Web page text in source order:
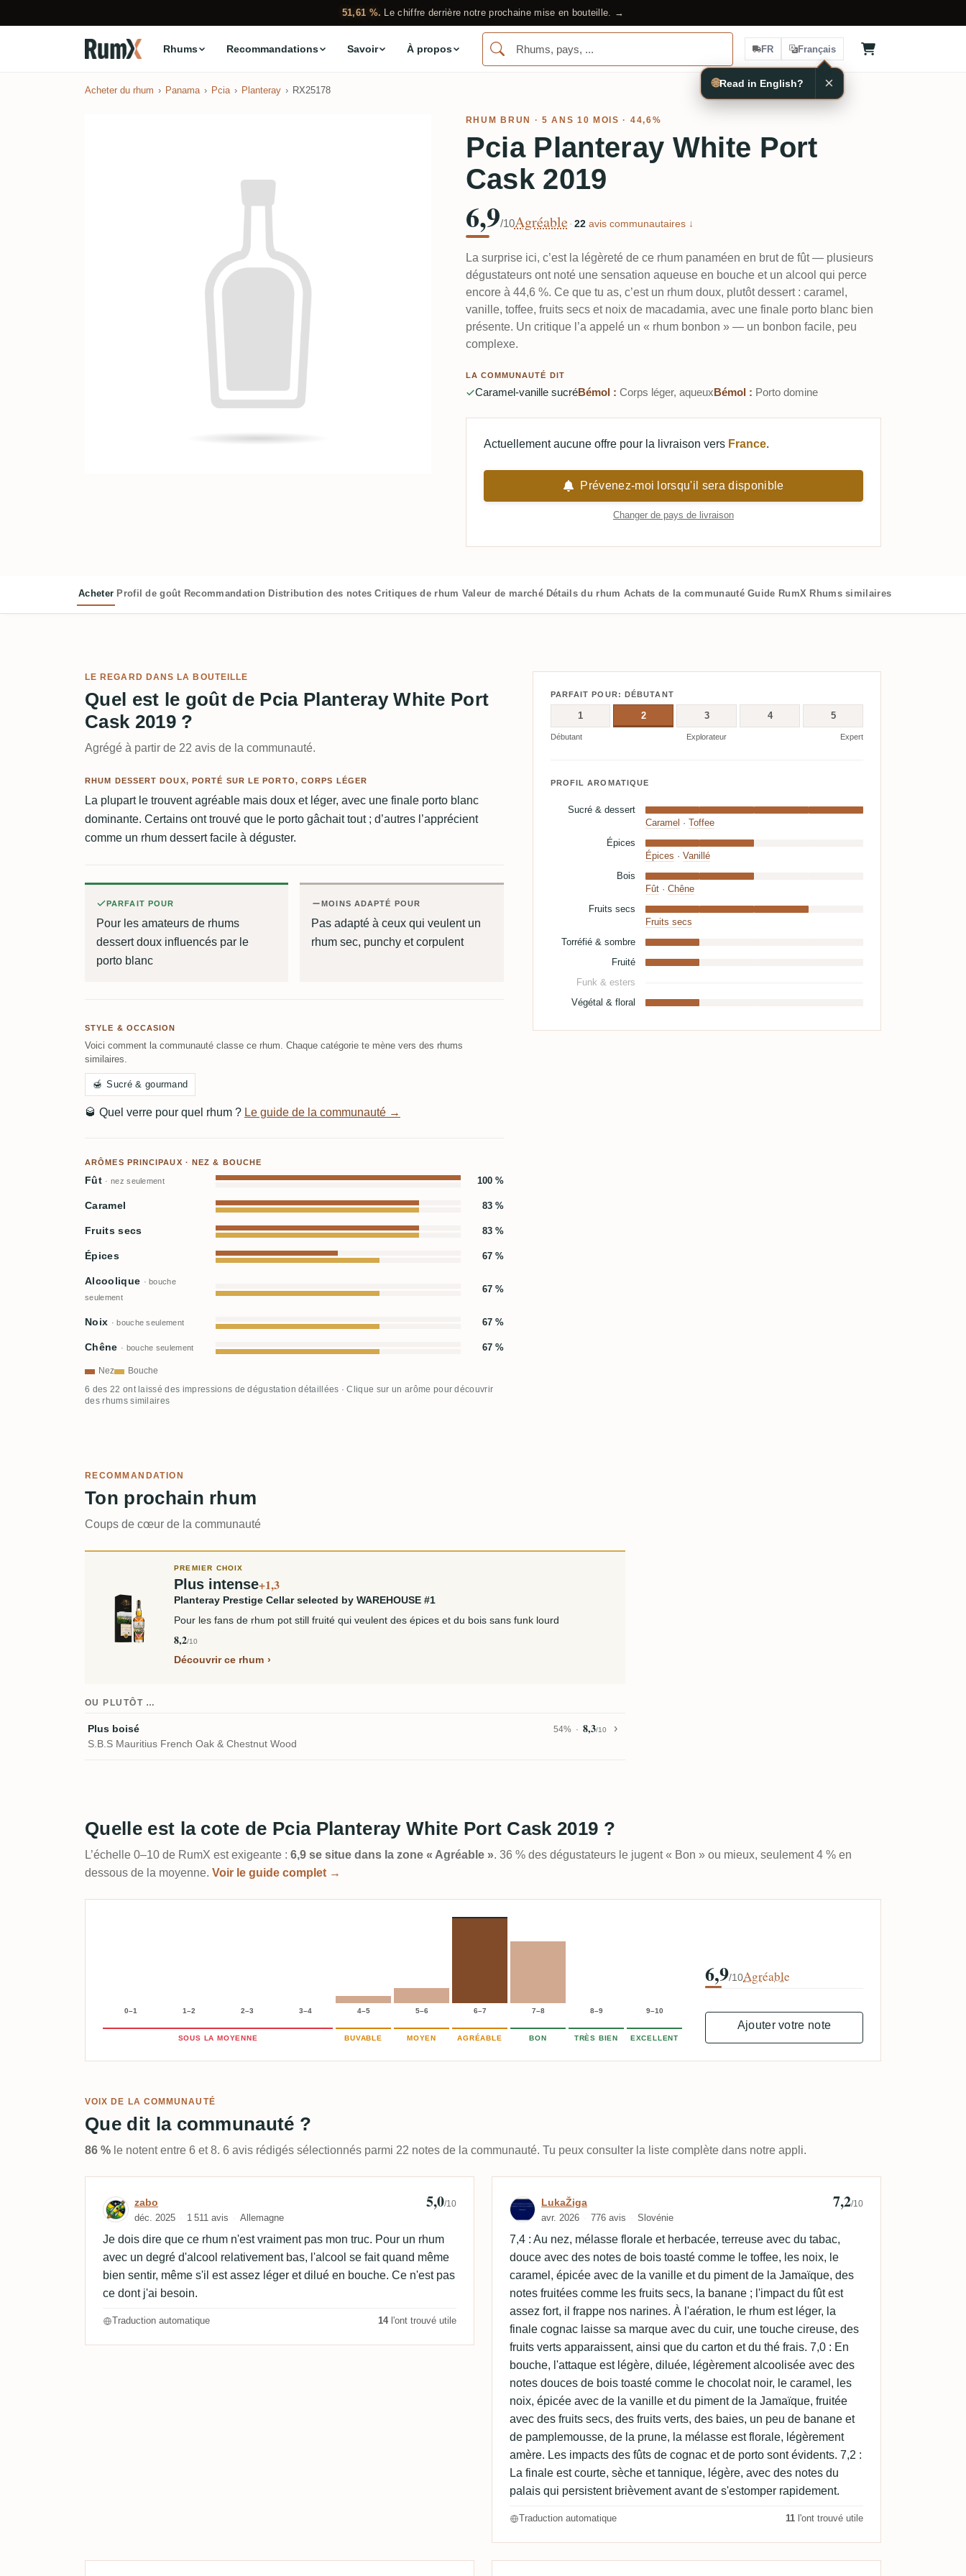
51,61 %. Le chiffre derrière notre prochaine mise en bouteille. →
Rhums Recommandations Savoir À propos FR Français
Acheter du rhum Panama Pcia Planteray RX25178
RHUM BRUN · 5 ANS 10 MOIS · 44,6%
Pcia Planteray White Port
Cask 2019
6,9/10Agréable · 22avis communautaires ↓
La surprise ici, c’est la légèreté de ce rhum panaméen en brut de fût — plusieurs
dégustateurs ont noté une sensation aqueuse en bouche et un alcool qui perce
encore à 44,6 %. Ce que tu as, c’est un rhum doux, plutôt dessert : caramel,
vanille, toffee, fruits secs et noix de macadamia, avec une finale porto blanc bien
présente. Un critique l’a appelé un « rhum bonbon » — un bonbon facile, peu
complexe.
LA COMMUNAUTÉ DIT
Caramel-vanille sucréBémol : Corps léger, aqueux Bémol : Porto domine
Actuellement aucune offre pour la livraison vers France.
Prévenez-moi lorsqu'il sera disponible
Changer de pays de livraison
Acheter Profil de goût Recommandation Distribution des notes Critiques de rhum Valeur de marché Détails du rhum Achats de la communauté Guide RumX Rhums similaires
LE REGARD DANS LA BOUTEILLE
Quel est le goût de Pcia Planteray White Port
Cask 2019 ?
Agrégé à partir de 22 avis de la communauté.
RHUM DESSERT DOUX, PORTÉ SUR LE PORTO, CORPS LÉGER
La plupart le trouvent agréable mais doux et léger, avec une finale porto blanc
dominante. Certains ont trouvé que le porto gâchait tout ; d’autres l’apprécient
comme un rhum dessert facile à déguster.
PARFAIT POUR
Pour les amateurs de rhums
dessert doux influencés par le
porto blanc
MOINS ADAPTÉ POUR
Pas adapté à ceux qui veulent un
rhum sec, punchy et corpulent
STYLE & OCCASION
Voici comment la communauté classe ce rhum. Chaque catégorie te mène vers des rhums
similaires.
🍯 Sucré & gourmand
🥃 Quel verre pour quel rhum ? Le guide de la communauté →
ARÔMES PRINCIPAUX · NEZ & BOUCHE
Fût · nez seulement 100 %
Caramel 83 %
Fruits secs 83 %
Épices 67 %
Alcoolique · bouche
seulement
67 %
Noix · bouche seulement 67 %
Chêne · bouche seulement 67 %
Nez Bouche
6 des 22 ont laissé des impressions de dégustation détaillées · Clique sur un arôme pour découvrir
des rhums similaires
PARFAIT POUR: DÉBUTANT
1 2 3 4 5
Débutant Explorateur Expert
PROFIL AROMATIQUE
Sucré & dessert
Caramel · Toffee
Épices
Épices · Vanillé
Bois
Fût· Chêne
Fruits secs
Fruits secs
Torréfié & sombre
Fruité
Funk & esters
Végétal & floral
RECOMMANDATION
Ton prochain rhum
Coups de cœur de la communauté
PREMIER CHOIX
Plus intense+1,3
Planteray Prestige Cellar selected by WAREHOUSE #1
Pour les fans de rhum pot still fruité qui veulent des épices et du bois sans funk lourd
8,2/10
Découvrir ce rhum
OU PLUTÔT …
Plus boisé 54% 8,3/10
S.B.S Mauritius French Oak & Chestnut Wood
Quelle est la cote de Pcia Planteray White Port Cask 2019 ?
L’échelle 0–10 de RumX est exigeante : 6,9 se situe dans la zone « Agréable ». 36 % des dégustateurs le jugent « Bon » ou mieux, seulement 4 % en
dessous de la moyenne. Voir le guide complet →
0–1 1–2 2–3 3–4 4–5 5–6 6–7 7–8 8–9 9–10
SOUS LA MOYENNE BUVABLE MOYEN AGRÉABLE BON TRÈS BIEN EXCELLENT
6,9/10Agréable
Ajouter votre note
VOIX DE LA COMMUNAUTÉ
Que dit la communauté ?
86 % le notent entre 6 et 8. 6 avis rédigés sélectionnés parmi 22 notes de la communauté. Tu peux consulter la liste complète dans notre appli.
Avis de zabo
zabo
déc. 2025 1 511 avis Allemagne
5,0/10
Je dois dire que ce rhum n'est vraiment pas mon truc. Pour un rhum
avec un degré d'alcool relativement bas, l'alcool se fait quand même
bien sentir, même s'il est assez léger et dilué en bouche. Ce n'est pas
ce dont j'ai besoin.
Traduction automatique 14l'ont trouvé utile
Avis de LukaŽiga
LukaŽiga
avr. 2026 776 avis Slovénie
7,2/10
7,4 : Au nez, mélasse florale et herbacée, terreuse avec du tabac,
douce avec des notes de bois toasté comme le toffee, les noix, le
caramel, épicée avec de la vanille et du piment de la Jamaïque, des
notes fruitées comme les fruits secs, la banane ; l'impact du fût est
assez fort, il frappe nos narines. À l'aération, le rhum est léger, la
finale cognac laisse sa marque avec du cuir, une touche cireuse, des
fruits verts apparaissent, ainsi que du carton et du thé frais. 7,0 : En
bouche, l'attaque est légère, diluée, légèrement alcoolisée avec des
notes douces de bois toasté comme le chocolat noir, le caramel, les
noix, épicée avec de la vanille et du piment de la Jamaïque, fruitée
avec des fruits secs, des fruits verts, des baies, un peu de banane et
de pamplemousse, de la prune, la mélasse est florale, légèrement
amère. Les impacts des fûts de cognac et de porto sont évidents. 7,2 :
La finale est courte, sèche et tannique, légère, avec des notes du
palais qui persistent brièvement avant de s'estomper rapidement.
Traduction automatique 11 l'ont trouvé utile
🌐Read in English? ×